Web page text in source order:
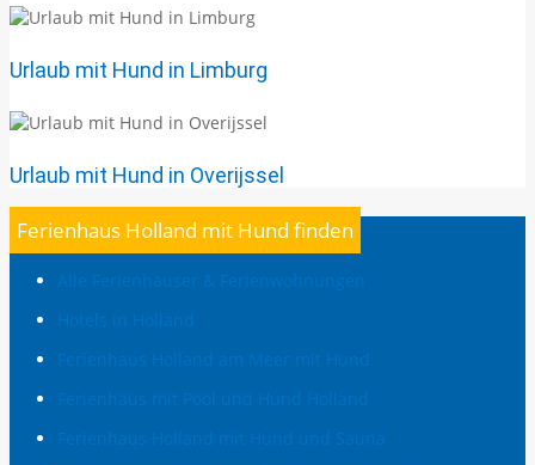
Urlaub mit Hund in Limburg
Urlaub mit Hund in Overijssel
Ferienhaus Holland mit Hund finden
Alle Ferienhäuser & Ferienwohnungen
Hotels in Holland
Ferienhaus Holland am Meer mit Hund
Ferienhaus mit Pool und Hund Holland
Ferienhaus Holland mit Hund und Sauna